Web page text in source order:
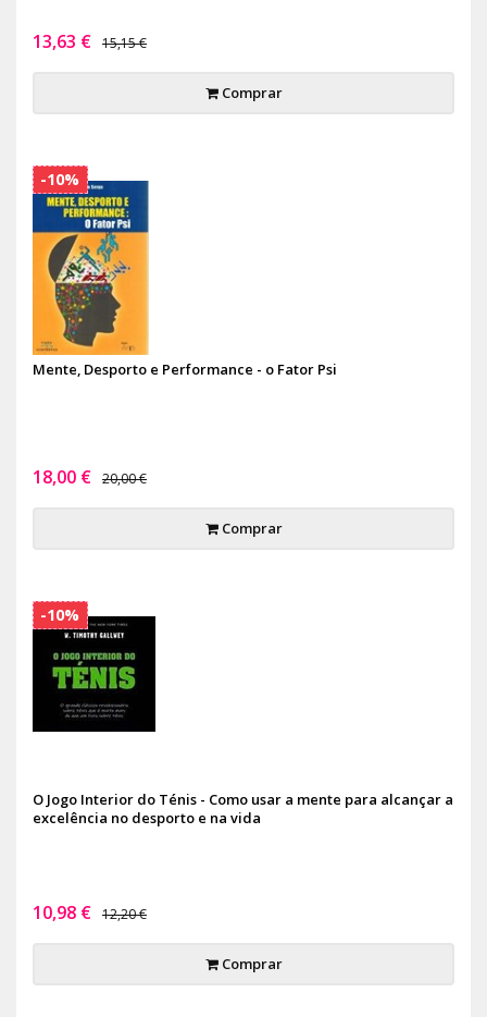
13,63 € 15,15 €
Comprar
Mente, Desporto e Performance - o Fator Psi
18,00 € 20,00 €
Comprar
-10%
O Jogo Interior do Ténis - Como usar a mente para alcançar a
excelência no desporto e na vida
10,98 € 12,20 €
Comprar
-10%